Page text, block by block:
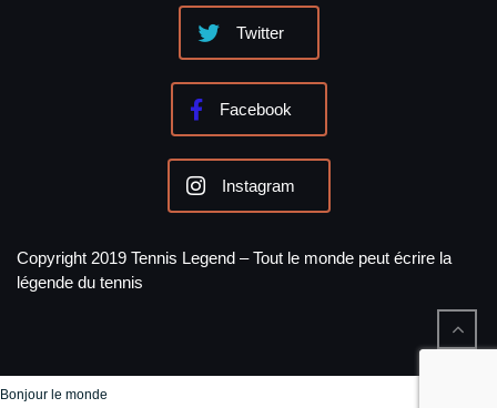
Twitter
Facebook
Instagram
Copyright 2019 Tennis Legend – Tout le monde peut écrire la
légende du tennis
Bonjour le monde